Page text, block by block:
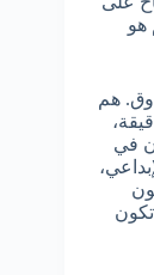
هو
هم
في
تكون